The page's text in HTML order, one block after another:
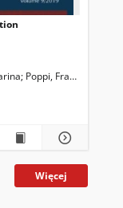
Marina. Ed.
Poppi, Franca
Więcej